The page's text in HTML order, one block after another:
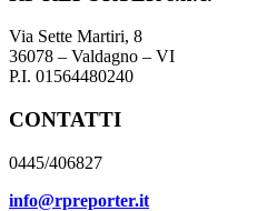
Via Sette Martiri, 8
36078 – Valdagno – VI
P.I. 01564480240
CONTATTI
0445/406827
info@rpreporter.it